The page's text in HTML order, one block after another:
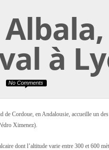
à
No Comments
de Cordoue, en Andalousie, accueille un
Ximenez).
dont l’altitude varie entre 300 et 600